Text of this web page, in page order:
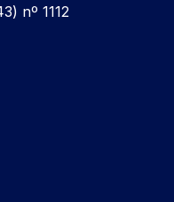
nº 1112